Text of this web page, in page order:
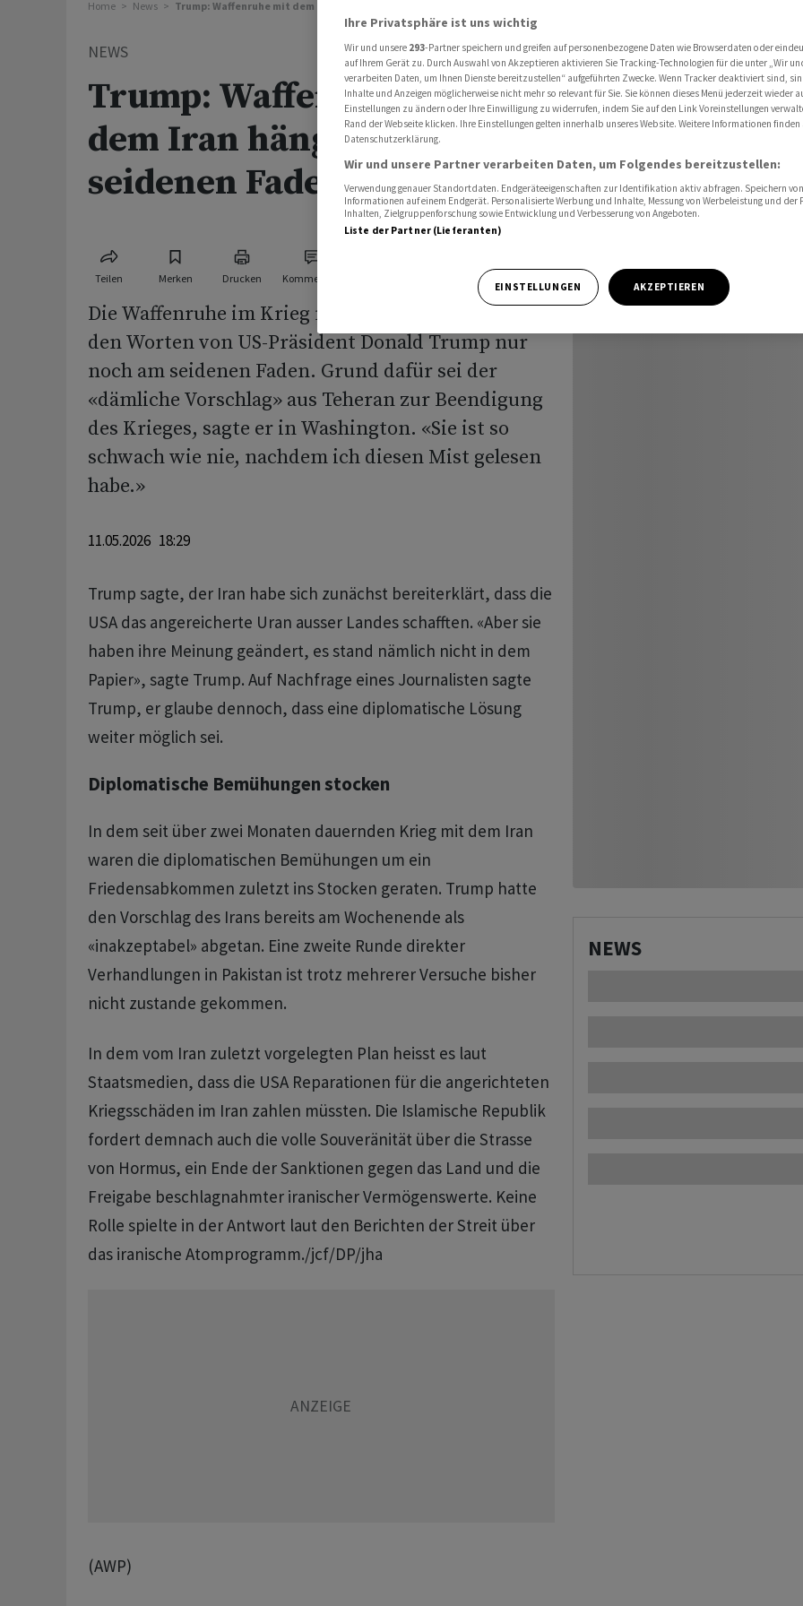
Home News Trump: Waffenruhe mit dem Iran hängt am seidenen Faden
NEWS
Trump: Waffenruhe mit
dem Iran hängt am
seidenen Faden
Teilen Merken Drucken Kommentare
Die Waffenruhe im Krieg mit dem Iran hängt nach
den Worten von US-Präsident Donald Trump nur
noch am seidenen Faden. Grund dafür sei der
«dämliche Vorschlag» aus Teheran zur Beendigung
des Krieges, sagte er in Washington. «Sie ist so
schwach wie nie, nachdem ich diesen Mist gelesen
habe.»
11.05.2026 18:29
Trump sagte, der Iran habe sich zunächst bereiterklärt, dass die
USA das angereicherte Uran ausser Landes schafften. «Aber sie
haben ihre Meinung geändert, es stand nämlich nicht in dem
Papier», sagte Trump. Auf Nachfrage eines Journalisten sagte
Trump, er glaube dennoch, dass eine diplomatische Lösung
weiter möglich sei.
Diplomatische Bemühungen stocken
In dem seit über zwei Monaten dauernden Krieg mit dem Iran
waren die diplomatischen Bemühungen um ein
Friedensabkommen zuletzt ins Stocken geraten. Trump hatte
den Vorschlag des Irans bereits am Wochenende als
«inakzeptabel» abgetan. Eine zweite Runde direkter
Verhandlungen in Pakistan ist trotz mehrerer Versuche bisher
nicht zustande gekommen.
In dem vom Iran zuletzt vorgelegten Plan heisst es laut
Staatsmedien, dass die USA Reparationen für die angerichteten
Kriegsschäden im Iran zahlen müssten. Die Islamische Republik
fordert demnach auch die volle Souveränität über die Strasse
von Hormus, ein Ende der Sanktionen gegen das Land und die
Freigabe beschlagnahmter iranischer Vermögenswerte. Keine
Rolle spielte in der Antwort laut den Berichten der Streit über
das iranische Atomprogramm./jcf/DP/jha
(AWP)
NEWS
Ihre Privatsphäre ist uns wichtig
Wir und unsere 293-Partner speichern und greifen auf personenbezogene Daten wie Browserdaten oder
auf Ihrem Gerät zu. Durch Auswahl von Akzeptieren aktivieren Sie Tracking-Technologien für die unter „Wir
verarbeiten Daten, um Ihnen Dienste bereitzustellen“ aufgeführten Zwecke. Wenn Tracker deaktiviert sind,
Inhalte und Anzeigen möglicherweise nicht mehr so relevant für Sie. Sie können dieses Menü jederzeit wieder
Einstellungen zu ändern oder Ihre Einwilligung zu widerrufen, indem Sie auf den Link Voreinstellungen
Rand der Webseite klicken. Ihre Einstellungen gelten innerhalb unseres Website. Weitere Informationen finden
Datenschutzerklärung.
Wir und unsere Partner verarbeiten Daten, um Folgendes bereitzustellen:
Verwendung genauer Standortdaten. Endgeräteeigenschaften zur Identifikation aktiv abfragen. Speichern
Informationen auf einem Endgerät. Personalisierte Werbung und Inhalte, Messung von Werbeleistung und der
Inhalten, Zielgruppenforschung sowie Entwicklung und Verbesserung von Angeboten.
Liste der Partner (Lieferanten)
EINSTELLUNGEN AKZEPTIEREN